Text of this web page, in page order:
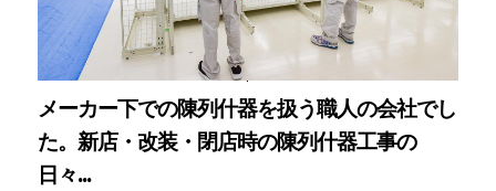
メーカー下での陳列什器を扱う職人の会社でし
た。新店・改装・閉店時の陳列什器工事の
日々...